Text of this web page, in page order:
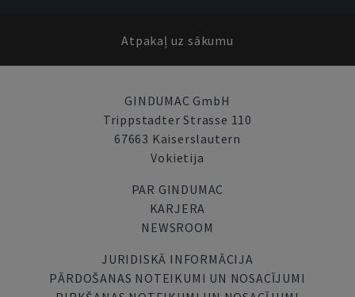
Atpakaļ uz sākumu
GINDUMAC GmbH
Trippstadter Strasse 110
67663 Kaiserslautern
Vokietija
PAR GINDUMAC
KARJERA
NEWSROOM
JURIDISKĀ INFORMĀCIJA
PĀRDOŠANAS NOTEIKUMI UN NOSACĪJUMI